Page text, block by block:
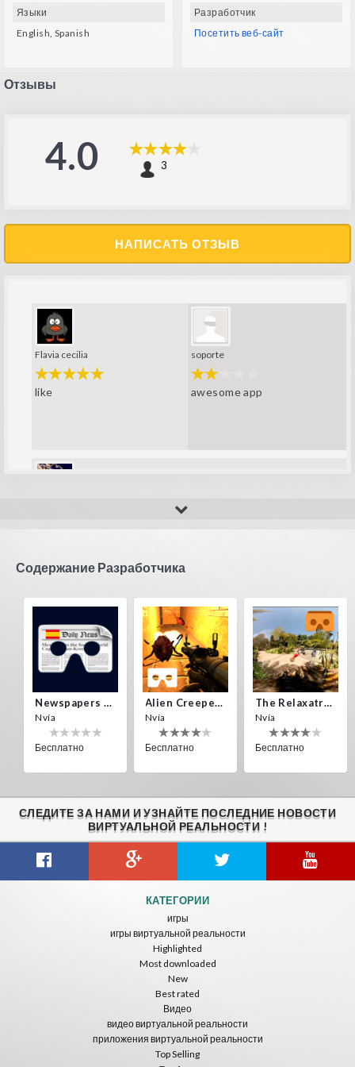
Языки
English, Spanish
Разработчик
Посетить веб-сайт
Отзывы
4.0 3
НАПИСАТЬ ОТЗЫВ
Flavia cecilia
like
soporte
awesome app
Содержание Разработчика
Newspapers Spain VR
Nvía
Бесплатно
Alien Creepers VR
Nvía
Бесплатно
The Relaxatron
Nvía
Бесплатно
Бесплатно
СЛЕДИТЕ ЗА НАМИ И УЗНАЙТЕ ПОСЛЕДНИЕ НОВОСТИ
ВИРТУАЛЬНОЙ РЕАЛЬНОСТИ !
КАТЕГОРИИ
игры
игры виртуальной реальности
Highlighted
Most downloaded
New
Best rated
Видео
видео виртуальной реальности
приложения виртуальной реальности
Top Selling